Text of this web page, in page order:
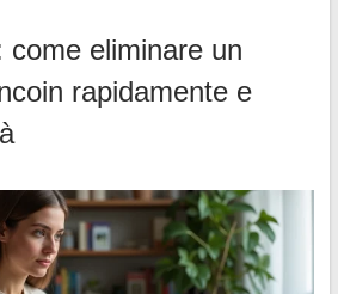
come eliminare un
rapidamente e